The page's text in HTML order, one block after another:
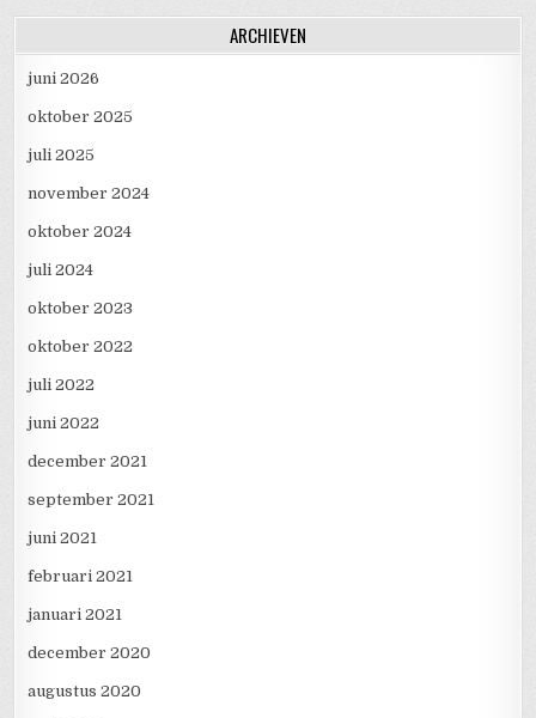
ARCHIEVEN
juni 2026
oktober 2025
juli 2025
november 2024
oktober 2024
juli 2024
oktober 2023
oktober 2022
juli 2022
juni 2022
december 2021
september 2021
juni 2021
februari 2021
januari 2021
december 2020
augustus 2020